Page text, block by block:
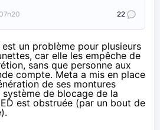
22
un problème pour plusieurs
car elle les empêche de
sans que personne aux
compte. Meta a mis en place
de ses montures
de blocage de la
est obstruée (par un bout de